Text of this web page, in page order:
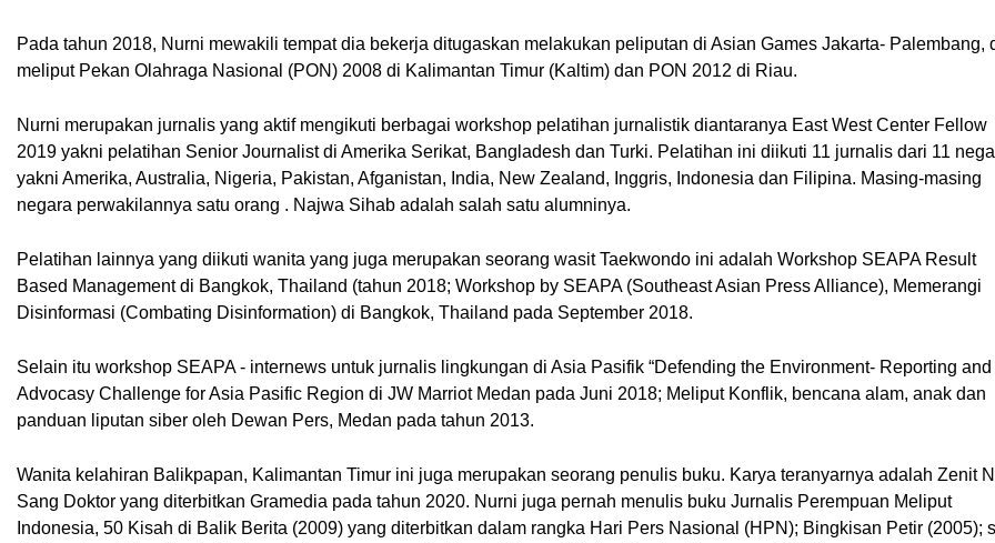
Pada tahun 2018, Nurni mewakili tempat dia bekerja ditugaskan melakukan peliputan di Asian Games Jakarta- Palembang,
meliput Pekan Olahraga Nasional (PON) 2008 di Kalimantan Timur (Kaltim) dan PON 2012 di Riau.
Nurni merupakan jurnalis yang aktif mengikuti berbagai workshop pelatihan jurnalistik diantaranya East West Center Fellow
2019 yakni pelatihan Senior Journalist di Amerika Serikat, Bangladesh dan Turki. Pelatihan ini diikuti 11 jurnalis dari 11
yakni Amerika, Australia, Nigeria, Pakistan, Afganistan, India, New Zealand, Inggris, Indonesia dan Filipina. Masing-masing
negara perwakilannya satu orang . Najwa Sihab adalah salah satu alumninya.
Pelatihan lainnya yang diikuti wanita yang juga merupakan seorang wasit Taekwondo ini adalah Workshop SEAPA Result
Based Management di Bangkok, Thailand (tahun 2018; Workshop by SEAPA (Southeast Asian Press Alliance), Memerangi
Disinformasi (Combating Disinformation) di Bangkok, Thailand pada September 2018.
Selain itu workshop SEAPA - internews untuk jurnalis lingkungan di Asia Pasifik “Defending the Environment- Reporting and
Advocasy Challenge for Asia Pasific Region di JW Marriot Medan pada Juni 2018; Meliput Konflik, bencana alam, anak dan
panduan liputan siber oleh Dewan Pers, Medan pada tahun 2013.
Wanita kelahiran Balikpapan, Kalimantan Timur ini juga merupakan seorang penulis buku. Karya teranyarnya adalah Zenit
Sang Doktor yang diterbitkan Gramedia pada tahun 2020. Nurni juga pernah menulis buku Jurnalis Perempuan Meliput
Indonesia, 50 Kisah di Balik Berita (2009) yang diterbitkan dalam rangka Hari Pers Nasional (HPN); Bingkisan Petir (2005);